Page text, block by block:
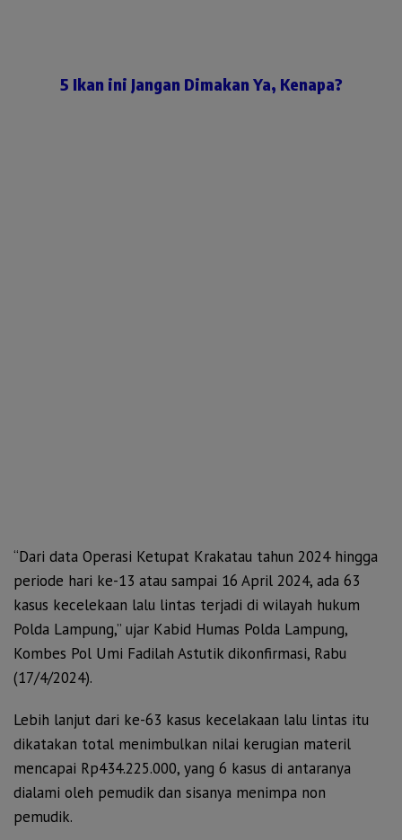
5 Ikan ini Jangan Dimakan Ya, Kenapa?
“Dari data Operasi Ketupat Krakatau tahun 2024 hingga
periode hari ke-13 atau sampai 16 April 2024, ada 63
kasus kecelekaan lalu lintas terjadi di wilayah hukum
Polda Lampung,” ujar Kabid Humas Polda Lampung,
Kombes Pol Umi Fadilah Astutik dikonfirmasi, Rabu
(17/4/2024).
Lebih lanjut dari ke-63 kasus kecelakaan lalu lintas itu
dikatakan total menimbulkan nilai kerugian materil
mencapai Rp434.225.000, yang 6 kasus di antaranya
dialami oleh pemudik dan sisanya menimpa non
pemudik.